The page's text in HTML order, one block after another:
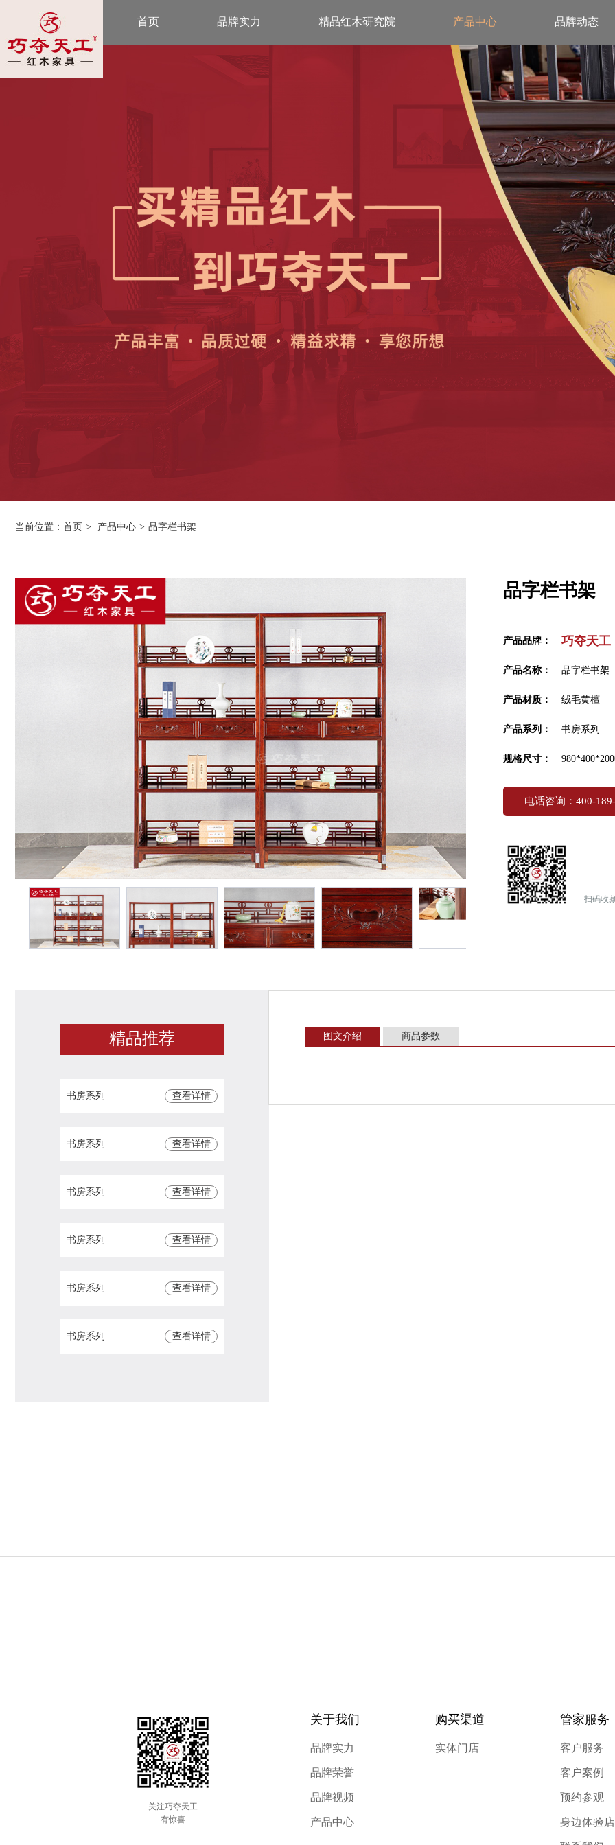
首页 品牌实力 精品红木研究院 产品中心 品牌动态
当前位置： 首页 > 产品中心 > 品字栏书架
品字栏书架
产品品牌： 巧夺天工
产品名称： 品字栏书架
产品材质： 绒毛黄檀
产品系列： 书房系列
规格尺寸：
电话咨询：400-
扫码收
精品推荐
书房系列 查看详情
书房系列 查看详情
书房系列 查看详情
书房系列 查看详情
书房系列 查看详情
书房系列 查看详情
图文介绍 商品参数
关注巧夺天工
有惊喜
关于我们
品牌实力
品牌荣誉
品牌视频
产品中心
购买渠道
实体门店
管家服务
客户服务
客户案例
预约参观
身边体验店